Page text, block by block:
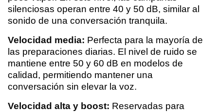
silenciosas operan entre 40 y 50 dB, similar al
sonido de una conversación tranquila.
Velocidad media: Perfecta para la mayoría de
las preparaciones diarias. El nivel de ruido se
mantiene entre 50 y 60 dB en modelos de
calidad, permitiendo mantener una
conversación sin elevar la voz.
Velocidad alta y boost: Reservadas para